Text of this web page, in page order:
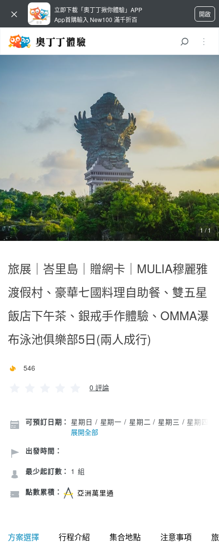
立即下載「奧丁丁揪你體驗」APP
App首購輸入 New100 滿千折百
開啟
1 / 1
旅展｜峇里島｜贈網卡｜MULIA穆麗雅
渡假村、豪華七國料理自助餐、雙五星
飯店下午茶、銀戒手作體驗、OMMA瀑
布泳池俱樂部5日(兩人成行)
0 評論
546
可預訂日期： 星期日 / 星期一 / 星期二 / 星期三 / 星期四 /
展開全部
出發時間：
最少起訂數： 1 組
點數累積： 亞洲萬里通
方案選擇 行程介紹 集合地點 注意事項